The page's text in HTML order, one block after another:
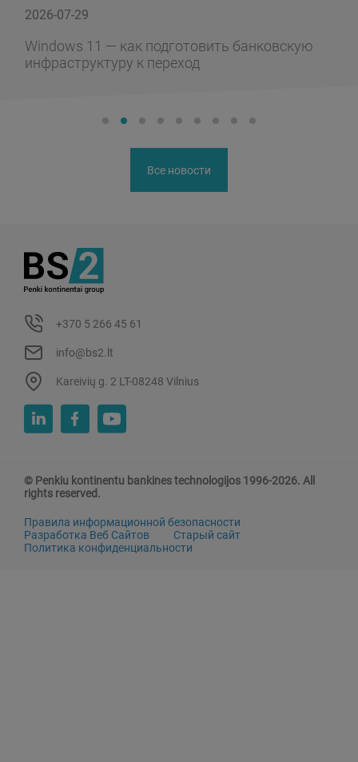
2026-07-29
Windows 11 — как подготовить банковскую
инфраструктуру к переход
Все новости
+370 5 266 45 61
info@bs2.lt
Kareivių g. 2 LT-08248 Vilnius
© Penkiu kontinentu bankines technologijos 1996-2026. All
rights reserved.
Правила информационной безопасности
Разработка Веб Сайтов
Старый сайт
Политика конфиденциальности